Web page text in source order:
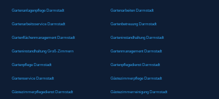
Gartenanlagenpflege Darmstadt Gartenarbeiten Darmstadt
Gartenarbeitsservice Darmstadt Gartenbetreuung Darmstadt
Gartenflächenmanagement Darmstadt Garteninstandhaltung Darmstadt
Garteninstandhaltung Groß-Zimmern Gartenmanagement Darmstadt
Gartenpflege Darmstadt Gartenpflegedienst Darmstadt
Gartenservice Darmstadt Gästezimmerpflege Darmstadt
Gästezimmerpflegedienst Darmstadt Gästezimmerreinigung Darmstadt